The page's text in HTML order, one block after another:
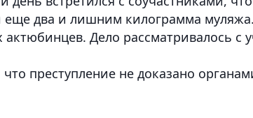
еще два и лишним килограмма
Дело рассматривалось с
преступление не доказано